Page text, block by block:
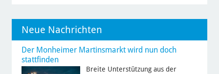
Neue Nachrichten
Der Monheimer Martinsmarkt wird nun doch
stattfinden
Breite Unterstützung aus der